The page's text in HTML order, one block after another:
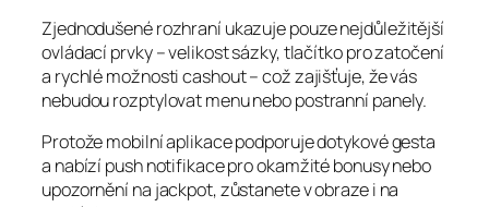
Zjednodušené rozhraní ukazuje pouze nejdůležitější
ovládací prvky – velikost sázky, tlačítko pro zatočení
a rychlé možnosti cashout – což zajišťuje, že vás
nebudou rozptylovat menu nebo postranní panely.
Protože mobilní aplikace podporuje dotykové gesta
a nabízí push notifikace pro okamžité bonusy nebo
upozornění na jackpot, zůstanete v obraze i na